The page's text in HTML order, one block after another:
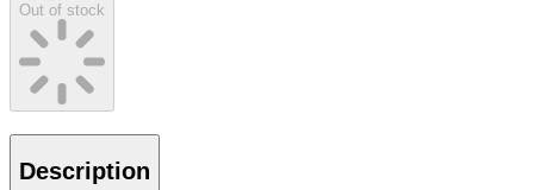
Out of stock
Description